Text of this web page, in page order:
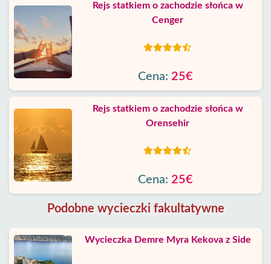
Rejs statkiem o zachodzie słońca w
Cenger
Cena: 25€
Rejs statkiem o zachodzie słońca w
Orensehir
Cena: 25€
Podobne wycieczki fakultatywne
Wycieczka Demre Myra Kekova z Side